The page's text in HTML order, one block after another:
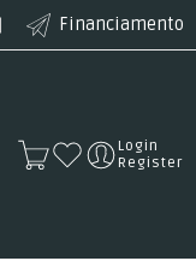
Financiamento
Login
Register